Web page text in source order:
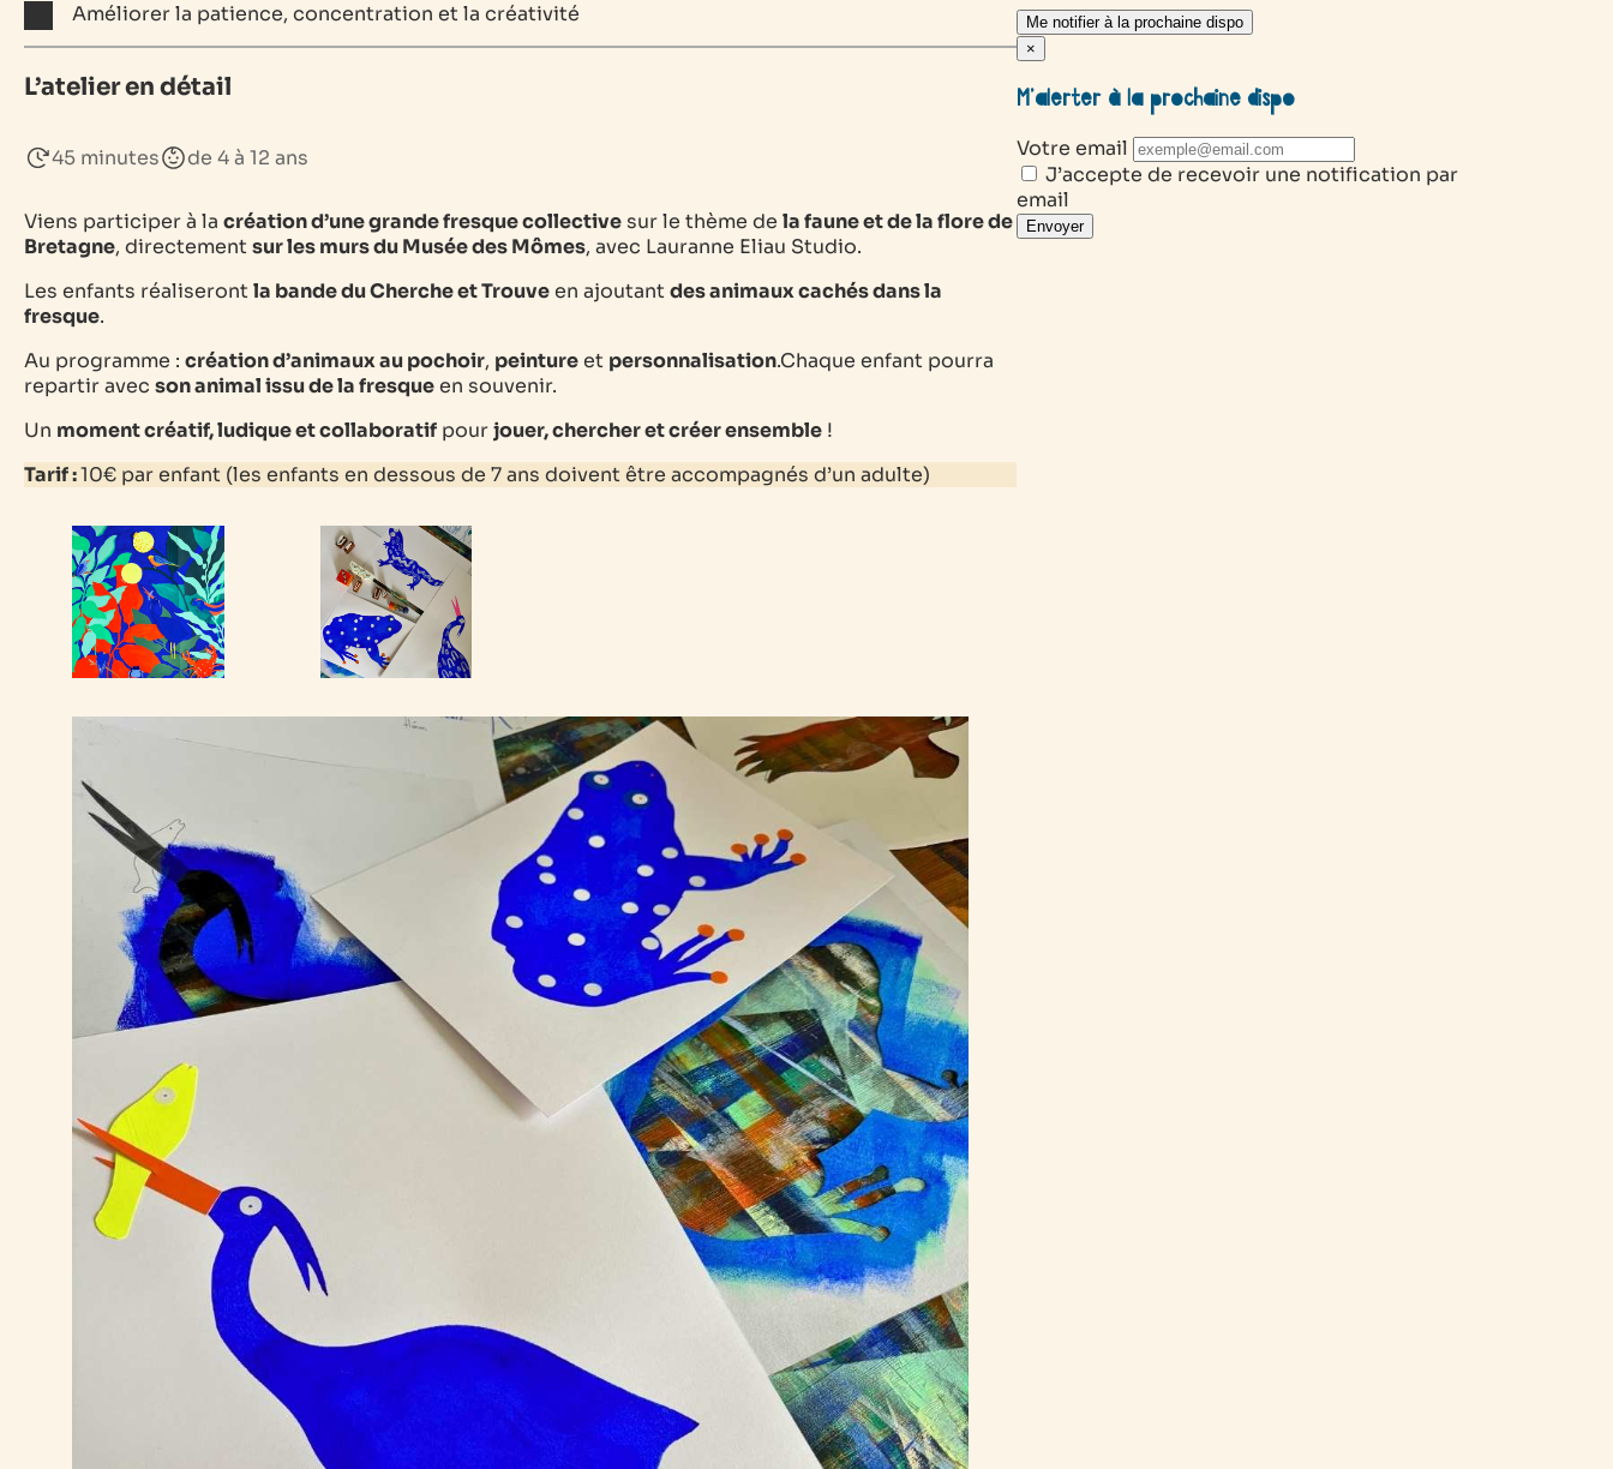
Améliorer la patience, concentration et la créativité
L’atelier en détail
45 minutes de 4 à 12 ans
Viens participer à la création d’une grande fresque collective sur le thème de la faune et de la flore de
Bretagne, directement sur les murs du Musée des Mômes, avec Lauranne Eliau Studio.
Les enfants réaliseront la bande du Cherche et Trouveen ajoutant des animaux cachés dans la
fresque.
Au programme : création d’animaux au pochoir, peintureet personnalisation.Chaque enfant pourra
repartir avec son animal issu de la fresqueen souvenir.
Un moment créatif, ludique et collaboratif pourjouer, chercher et créer ensemble !
Tarif :10€ par enfant (les enfants en dessous de 7 ans doivent être accompagnés d’un adulte)
Me notifier à la prochaine dispo
×
M’alerter à la prochaine dispo
Votre email
J’accepte de recevoir une notification par
email
Envoyer